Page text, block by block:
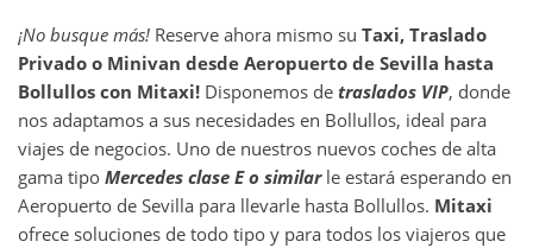
¡No busque más! Reserve ahora mismo su Taxi, Traslado
Privado o Minivan desde Aeropuerto de Sevilla hasta
Bollullos con Mitaxi! Disponemos de traslados VIP, donde
nos adaptamos a sus necesidades en Bollullos, ideal para
viajes de negocios. Uno de nuestros nuevos coches de alta
gama tipo Mercedes clase E o similarle estará esperando en
Aeropuerto de Sevilla para llevarle hasta Bollullos. Mitaxi
ofrece soluciones de todo tipo y para todos los viajeros que